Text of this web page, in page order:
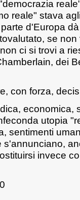
reale" stava
d'Europa
se
ci si trovi a
dei
con forza,
economica,
utopia
sentimenti
invece